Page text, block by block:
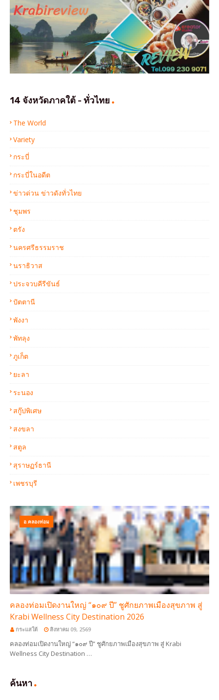
14 จังหวัดภาคใต้ - ทั่วไทย
The World
Variety
กระบี่
กระบี่ในอดีต
ข่าวด่วน ข่าวดังทั่วไทย
ชุมพร
ตรัง
นครศรีธรรมราช
นราธิวาส
ประจวบคีรีขันธ์
ปัตตานี
พังงา
พัทลุง
ภูเก็ต
ยะลา
ระนอง
สกู๊ปพิเศษ
สงขลา
สตูล
สุราษฏร์ธานี
เพชรบุรี
อ.คลองท่อม
คลองท่อมเปิดงานใหญ่ “๑๐๙ ปี” ชูศักยภาพเมืองสุขภาพ สู่
Krabi Wellness City Destination 2026
กระแสใต้ สิงหาคม 09, 2569
คลองท่อมเปิดงานใหญ่ “๑๐๙ ปี” ชูศักยภาพเมืองสุขภาพ สู่ Krabi
Wellness City Destination …
ค้นหา